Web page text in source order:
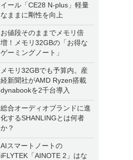
イール「CE28 N-plus」軽量
なままに剛性を向上
お値段そのままでメモリ倍
増！メモリ32GBの「お得な
ゲーミングノート」
メモリ32GBでも予算内。産
経新聞社がAMD Ryzen搭載
dynabookを2千台導入
総合オーディオブランドに進
化するSHANLINGとは何者
か？
AIスマートノートの
iFLYTEK「AINOTE 2」はな